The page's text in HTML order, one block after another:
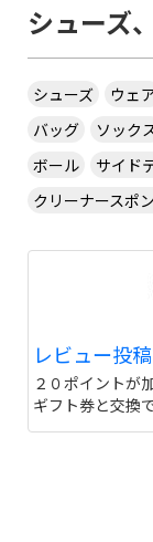
シューズ
シューズ ウェ
バッグ
ソック
ボール
サイド
クリーナースポ
レビュー投
２０ポイントが
ギフト券と交換